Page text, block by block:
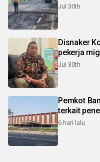
Jul 30th
Disnaker
pekerja
Jul 30th
Pemkot
terkait
6 hari lalu